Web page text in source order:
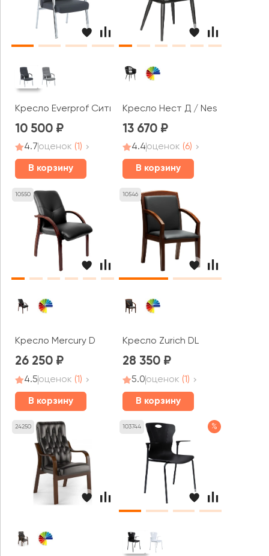
Кресло Everprof Сити / City
10 500
4.7оценок (1)
В корзину
Кресло Нест Д / Nest D
13 670
4.4оценок (6)
В корзину
10550
Кресло Mercury D
26 250
4.5оценок (1)
В корзину
10546
Кресло Zurich DL
28 350
5.0оценок (1)
В корзину
24250 103744 %